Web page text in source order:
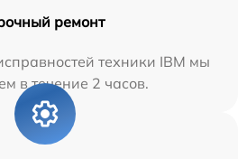
ремонт
техники IBM мы
в течение 2 часов.